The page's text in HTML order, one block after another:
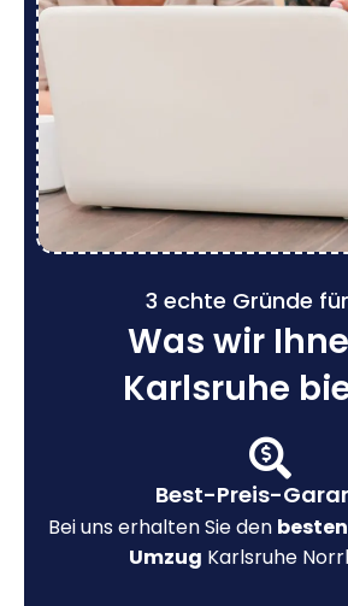
3 echte Gründe
Was wir
Karlsruhe
Best-Preis-
Bei uns erhalten Sie den
Umzug Karlsruhe